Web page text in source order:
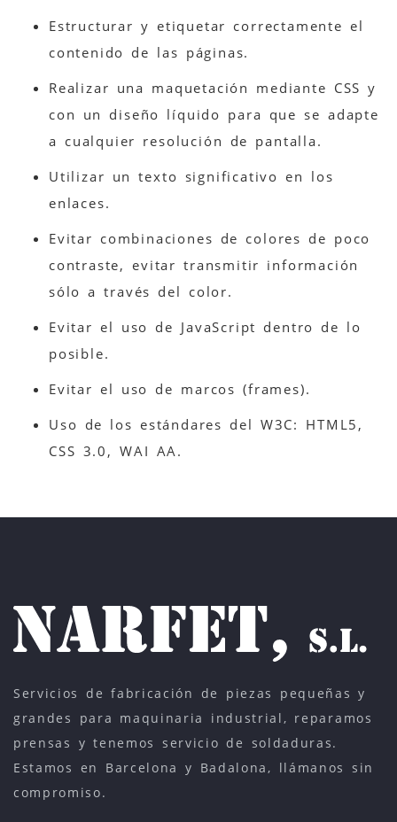
Estructurar y etiquetar correctamente el
contenido de las páginas.
Realizar una maquetación mediante CSS y
con un diseño líquido para que se adapte
a cualquier resolución de pantalla.
Utilizar un texto significativo en los
enlaces.
Evitar combinaciones de colores de poco
contraste, evitar transmitir información
sólo a través del color.
Evitar el uso de JavaScript dentro de lo
posible.
Evitar el uso de marcos (frames).
Uso de los estándares del W3C: HTML5,
CSS 3.0, WAI AA.
Servicios de fabricación de piezas pequeñas y
grandes para maquinaria industrial, reparamos
prensas y tenemos servicio de soldaduras.
Estamos en Barcelona y Badalona, llámanos sin
compromiso.